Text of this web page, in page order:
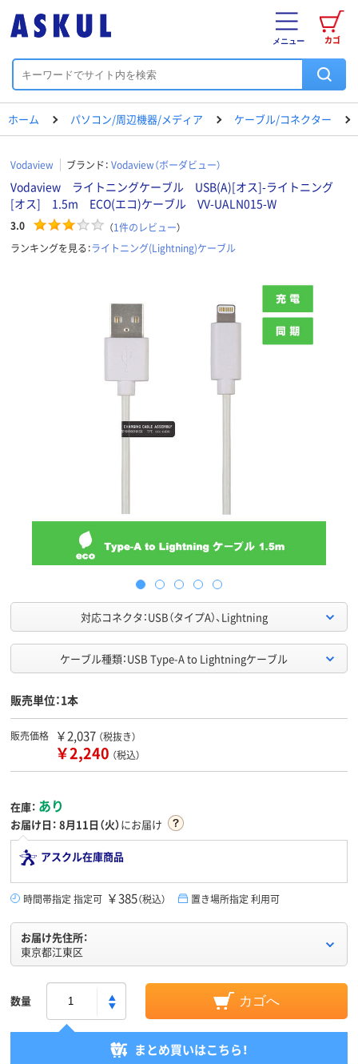
カゴ
メニュー
ホーム パソコン/周辺機器/メディア ケーブル/コネクター
Vodaview ブランド： Vodaview（ボーダビュー）
Vodaview ライトニングケーブル USB(A)[オス]-ライトニング
[オス] 1.5m ECO(エコ)ケーブル VV-UALN015-W
3.0 （1件のレビュー）
ランキングを見る：ライトニング(Lightning)ケーブル
対応コネクタ：USB（タイプA）、Lightning
ケーブル種類：USB Type-A to Lightningケーブル
販売単位：1本
販売価格 ￥2,037 （税抜き）
￥2,240 （税込）
在庫： あり
お届け日： 8月11日（火）にお届け
アスクル在庫商品
時間帯指定 指定可 ￥385（税込） 置き場所指定 利用可
お届け先住所：
東京都江東区
数量 カゴへ
まとめ買いはこちら！